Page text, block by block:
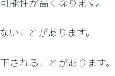
いことがあります。
されることがあります。